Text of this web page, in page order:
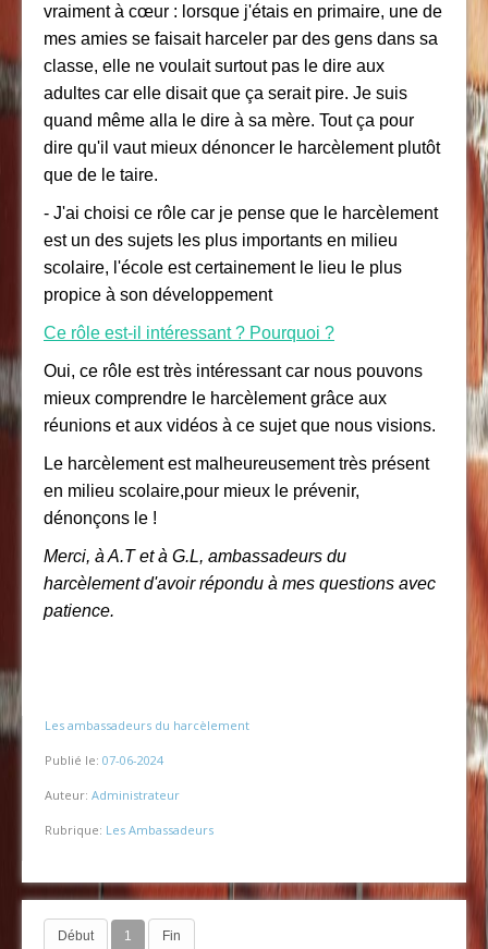
vraiment à cœur : lorsque j'étais en primaire, une de
mes amies se faisait harceler par des gens dans sa
classe, elle ne voulait surtout pas le dire aux
adultes car elle disait que ça serait pire. Je suis
quand même alla le dire à sa mère. Tout ça pour
dire qu'il vaut mieux dénoncer le harcèlement plutôt
que de le taire.
- J'ai choisi ce rôle car je pense que le harcèlement
est un des sujets les plus importants en milieu
scolaire, l'école est certainement le lieu le plus
propice à son développement
Ce rôle est-il intéressant ? Pourquoi ?
Oui, ce rôle est très intéressant car nous pouvons
mieux comprendre le harcèlement grâce aux
réunions et aux vidéos à ce sujet que nous visions.
Le harcèlement est malheureusement très présent
en milieu scolaire,pour mieux le prévenir,
dénonçons le !
Merci, à A.T et à G.L, ambassadeurs du
harcèlement d'avoir répondu à mes questions avec
patience.
Les ambassadeurs du harcèlement
Publié le: 07-06-2024
Auteur: Administrateur
Rubrique: Les Ambassadeurs
Début 1 Fin